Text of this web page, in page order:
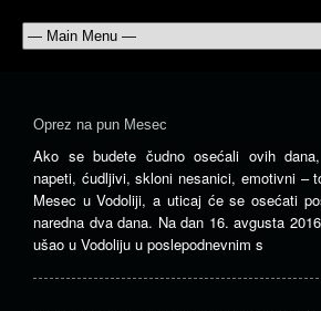
Oprez na pun Mesec
Ako se budete čudno osećali ovih
napeti, ćudljivi, skloni nesanici, emotivni –
Mesec u Vodoliji, a uticaj će se osećati
naredna dva dana. Na dan 16. avgusta
ušao u Vodoliju u poslepodnevnim s